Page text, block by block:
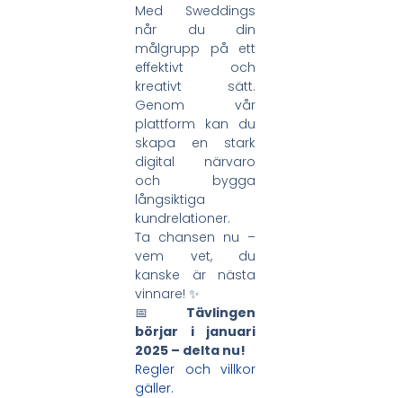
Med Sweddings
når du din
målgrupp på ett
effektivt och
kreativt sätt.
Genom vår
plattform kan du
skapa en stark
digital närvaro
och bygga
långsiktiga
kundrelationer.
Ta chansen nu –
vem vet, du
kanske är nästa
vinnare! ✨
📅 Tävlingen
börjar i januari
2025 – delta nu!
Regler och villkor
gäller.